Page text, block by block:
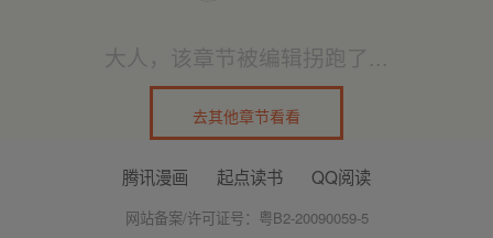
大人，该章节被编辑拐跑了...
去其他章节看看
腾讯漫画 起点读书 QQ阅读
网站备案/许可证号：粤B2-20090059-5